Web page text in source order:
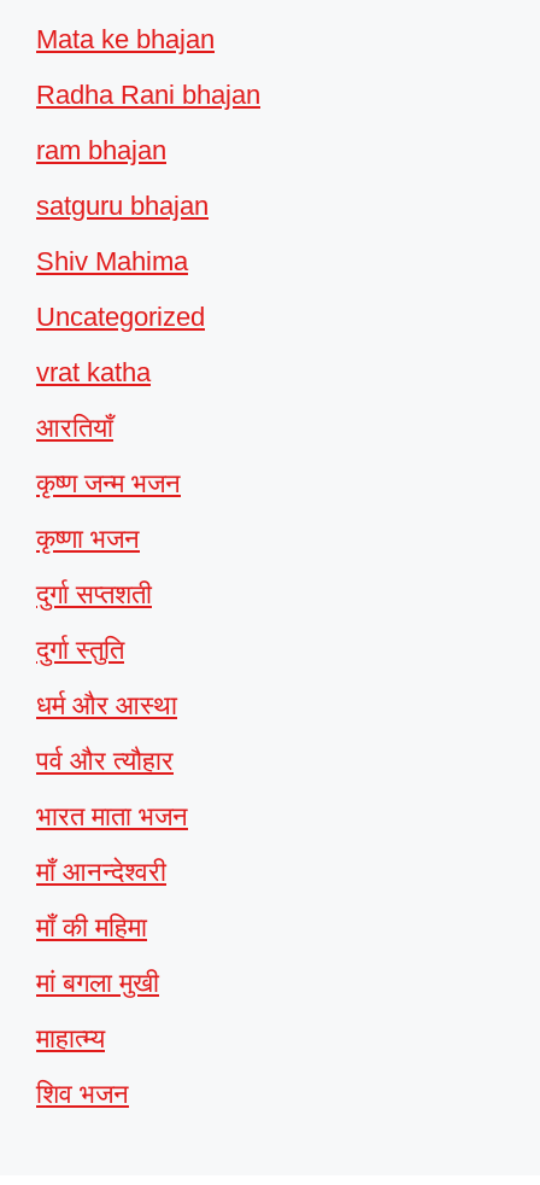
Mata ke bhajan
Radha Rani bhajan
ram bhajan
satguru bhajan
Shiv Mahima
Uncategorized
vrat katha
आरतियाँ
कृष्ण जन्म भजन
कृष्णा भजन
दुर्गा सप्तशती
दुर्गा स्तुति
धर्म और आस्था
पर्व और त्यौहार
भारत माता भजन
माँ आनन्देश्वरी
माँ की महिमा
मां बगला मुखी
माहात्म्य
शिव भजन